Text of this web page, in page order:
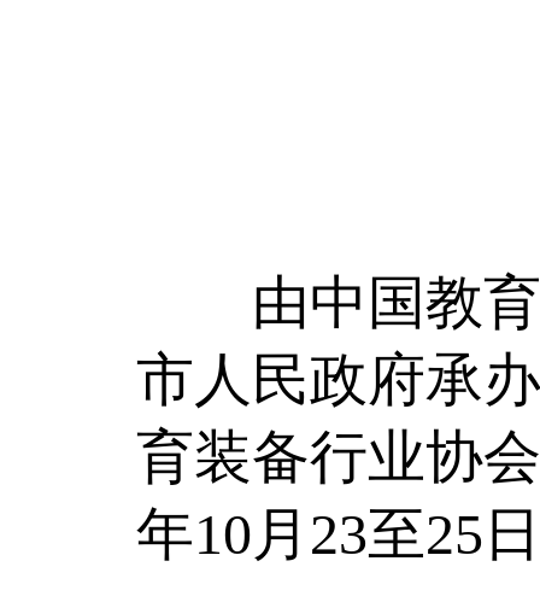
由中国教育
市人民政府承
育装备行业协
年10月23至25